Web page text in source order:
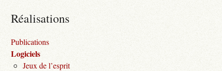
Réalisations
Publications
Logiciels
Jeux de l’esprit